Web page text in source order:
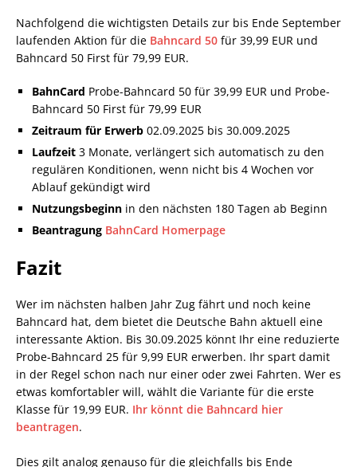
Nachfolgend die wichtigsten Details zur bis Ende September
laufenden Aktion für die Bahncard 50 für 39,99 EUR und
Bahncard 50 First für 79,99 EUR.
BahnCard Probe-Bahncard 50 für 39,99 EUR und Probe-
Bahncard 50 First für 79,99 EUR
Zeitraum für Erwerb 02.09.2025 bis 30.009.2025
Laufzeit 3 Monate, verlängert sich automatisch zu den
regulären Konditionen, wenn nicht bis 4 Wochen vor
Ablauf gekündigt wird
Nutzungsbeginn in den nächsten 180 Tagen ab Beginn
Beantragung BahnCard Homerpage
Fazit
Wer im nächsten halben Jahr Zug fährt und noch keine
Bahncard hat, dem bietet die Deutsche Bahn aktuell eine
interessante Aktion. Bis 30.09.2025 könnt Ihr eine reduzierte
Probe-Bahncard 25 für 9,99 EUR erwerben. Ihr spart damit
in der Regel schon nach nur einer oder zwei Fahrten. Wer es
etwas komfortabler will, wählt die Variante für die erste
Klasse für 19,99 EUR. Ihr könnt die Bahncard hier
beantragen.
Dies gilt analog genauso für die gleichfalls bis Ende